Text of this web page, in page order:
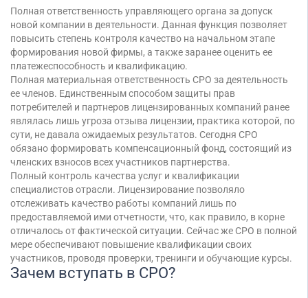
Полная ответственность управляющего органа за допуск
новой компании в деятельности. Данная функция позволяет
повысить степень контроля качество на начальном этапе
формирования новой фирмы, а также заранее оценить ее
платежеспособность и квалификацию.
Полная материальная ответственность СРО за деятельность
ее членов. Единственным способом защиты прав
потребителей и партнеров лицензированных компаний ранее
являлась лишь угроза отзыва лицензии, практика которой, по
сути, не давала ожидаемых результатов. Сегодня СРО
обязано формировать компенсационный фонд, состоящий из
членских взносов всех участников партнерства.
Полный контроль качества услуг и квалификации
специалистов отрасли. Лицензирование позволяло
отслеживать качество работы компаний лишь по
предоставляемой ими отчетности, что, как правило, в корне
отличалось от фактической ситуации. Сейчас же СРО в полной
мере обеспечивают повышение квалификации своих
участников, проводя проверки, тренинги и обучающие курсы.
Зачем вступать в СРО?